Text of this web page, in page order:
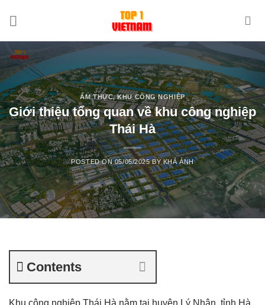
ẨM THỰC,KHU CÔNG NGHIỆP
Giới thiệu tổng quan về khu công nghiệp
Thái Hà
POSTED ON05/05/2025 BYKHẢ ÁNH
Contents
Khu công nghiệp Thái Hà nằm tại huyện Lý Nhân, tỉnh Hà